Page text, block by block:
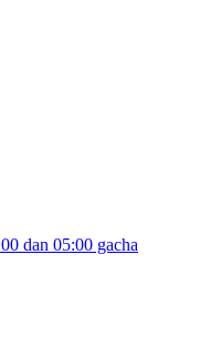
dan 05:00 gacha